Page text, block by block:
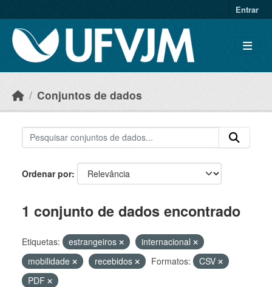
Entrar
Conjuntos de dados
Ordenar por
1 conjunto de dados encontrado
Etiquetas: estrangeiros
internacional
mobilidade
recebidos Formatos:
CSV
PDF